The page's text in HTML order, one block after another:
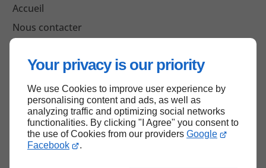
Your privacy is our priority
We use Cookies to improve user experience by
personalising content and ads, as well as
analyzing traffic and optimizing social networks
functionalities. By clicking "I Agree" you consent to
the use of Cookies from our providers Google
Facebook
.
Accueil
Nous contacter
Plan du site
Haut de page